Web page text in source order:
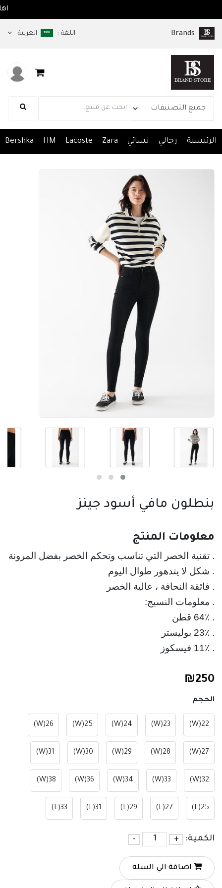
Brands اللغة : العربية
الرئيسية رجالي نسائي Zara
Lacoste
HM
Bershka
بنطلون مافي أسود جينز
معلومات المنتج
. تقنية الخصر التي تناسب وتحكم الخصر بفضل المرونة
. شكل لا يتدهور طوال اليوم
. فائقة النحافة ، عالية الخصر
. 11٪ فيسكوز
₪250
الحجم
22(W)
23(W)
24(W)
25(W)
26(W)
27(W)
28(W)
29(W)
30(W)
31(W)
32(W)
33(W)
34(W)
36(W)
38(W)
25(L)
27(L)
29(L)
31(L)
33(L)
الكمية: +
-
اضافة الي السلة